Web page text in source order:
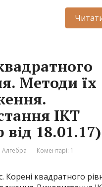
Методи їх
ІКТ
від 18.01.17)
,Алгебра Коментарі: 1
Корені квадратного